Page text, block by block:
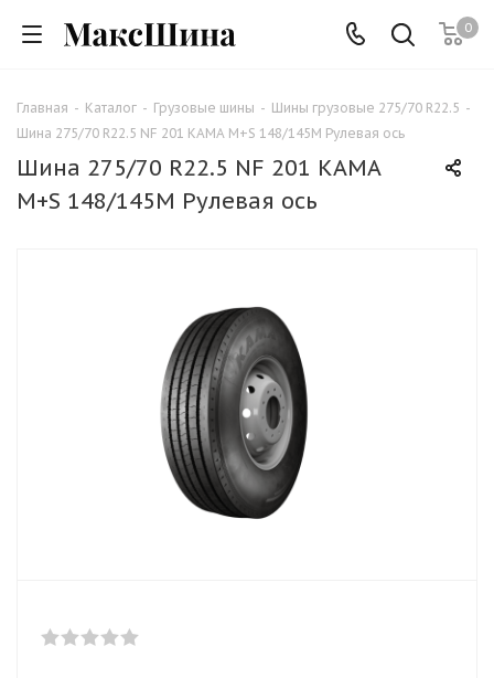
0
Главная - Каталог - Грузовые шины - Шины грузовые 275/70 R22.5 -
Шина 275/70 R22.5 NF 201 КАМА M+S 148/145М Рулевая ось
Шина 275/70 R22.5 NF 201 КАМА
M+S 148/145М Рулевая ось